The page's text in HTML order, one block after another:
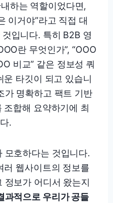
하는 역할이었다면,
이거야”라고 직접 대
입니다. 특히 B2B 영
란 무엇인가”, “OOO
비교” 같은 정보성 쿼
운 타깃이 되고 있습니
가 명확하고 팩트 기반
조합해 요약하기에 최
.
모호하다는 것입니다.
러 웹사이트의 정보를
정보가 어디서 왔는지
과적으로 우리가 공들